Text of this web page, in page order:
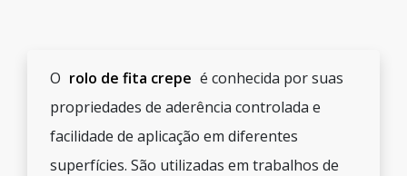
O rolo de fita crepe é conhecida por suas
propriedades de aderência controlada e
facilidade de aplicação em diferentes
superfícies. São utilizadas em trabalhos de